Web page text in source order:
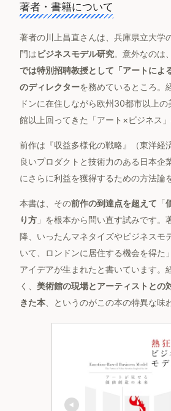
著者・書籍について
著者の川上昌直さんは、兵庫県立大学
門はビジネスモデル研究。意外なのは、
では特別招聘教授として「アートによ
のディレクターを務めているところ。
ドンに在住しながら欧州30都市以上
館以上回ってきた「アート×ビジネス」
前作は『収益多様化の戦略』（東洋経
良いプロダクトと技術力のある日本企
にさらに利益を獲得するための方法論
本書は、その前作の到達点を超えて 「
り方 」を根本から問い直す試みです。
降、いったんマネタイズやビジネスモ
いて、ロンドンに居住する機会を得た
アイデアが生まれたと書いています。
く、 美術館の現場とアーティストとの
きた本 、というのがこの本の特異な味